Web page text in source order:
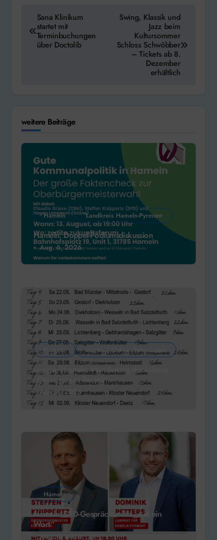
Beitragsnavigation
Sana Klinikum
startet mit
Terminbuchungen
über Doctolib
Swing, Klassik und
Jazz beim
Kultursommer
Schloss Schwöbber
– Tickets ab 8.
Dezember
erhältlich
weitere Beiträge
Hameln Landkreis Hameln-Pyrmont
Hameln: Doppel-Podiumsdiskussion
Aug. 6, 2026
Hameln Lügde / Ostwestfalen-Lippe
Lemgo/Hameln: Wanderung der Initiave
„Omas gegen Rechts“
Aug. 6, 2026
Hameln
Hameln: SPD-Gesprächsreihe „Auf ein
Wort“
Aug. 6, 2026